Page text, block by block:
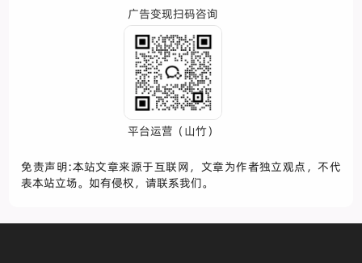
广告变现扫码咨询
平台运营（山竹）
免责声明:本站文章来源于互联网，文章为作者独立观点，不代
表本站立场。如有侵权，请联系我们。